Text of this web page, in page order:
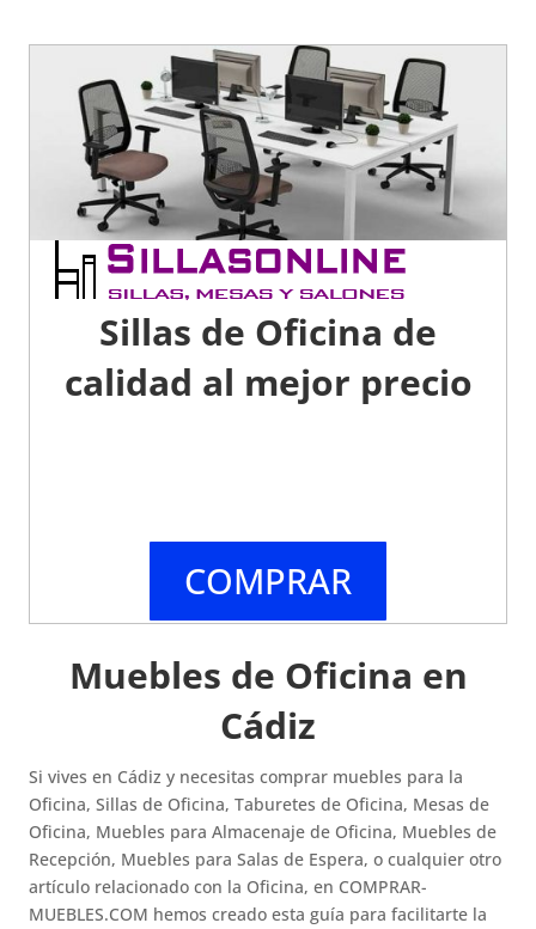
Sillas de Oficina de
calidad al mejor precio
COMPRAR
Muebles de Oficina en
Cádiz
Si vives en Cádiz y necesitas comprar muebles para la
Oficina, Sillas de Oficina, Taburetes de Oficina, Mesas de
Oficina, Muebles para Almacenaje de Oficina, Muebles de
Recepción, Muebles para Salas de Espera, o cualquier otro
artículo relacionado con la Oficina, en COMPRAR-
MUEBLES.COM hemos creado esta guía para facilitarte la